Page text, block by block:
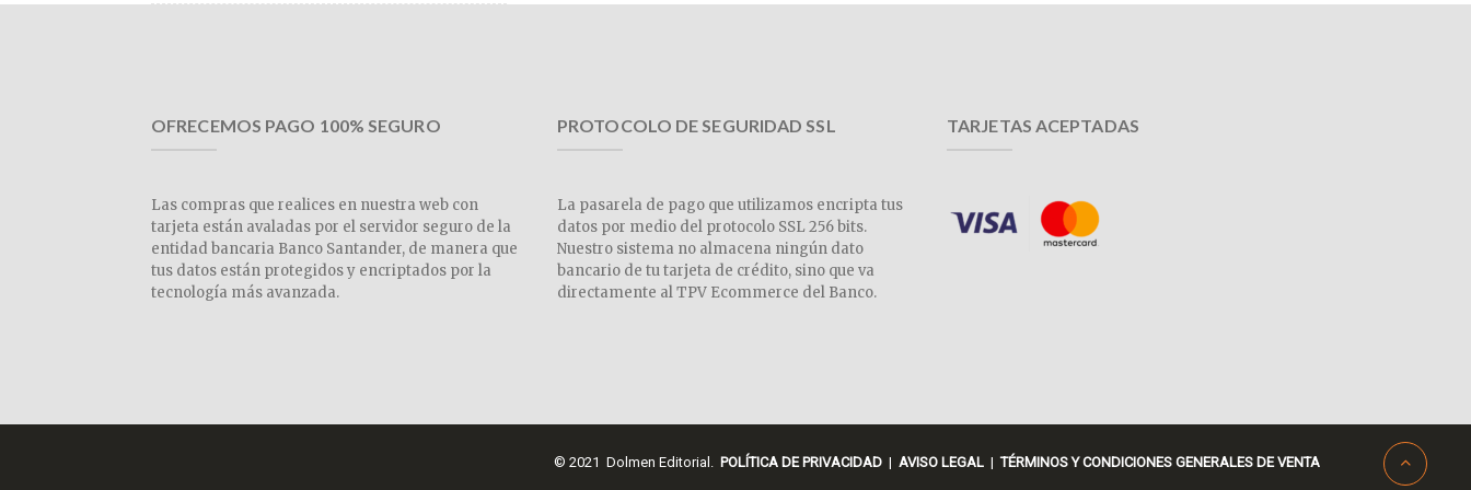
OFRECEMOS PAGO 100% SEGURO
Las compras que realices en nuestra web con
tarjeta están avaladas por el servidor seguro de la
entidad bancaria Banco Santander, de manera que
tus datos están protegidos y encriptados por la
tecnología más avanzada.
PROTOCOLO DE SEGURIDAD SSL
La pasarela de pago que utilizamos encripta tus
datos por medio del protocolo SSL 256 bits.
Nuestro sistema no almacena ningún dato
bancario de tu tarjeta de crédito, sino que va
directamente al TPV Ecommerce del Banco.
TARJETAS ACEPTADAS
© 2021 Dolmen Editorial. POLÍTICA DE PRIVACIDAD | AVISO LEGAL |TÉRMINOS Y CONDICIONES GENERALES DE VENTA